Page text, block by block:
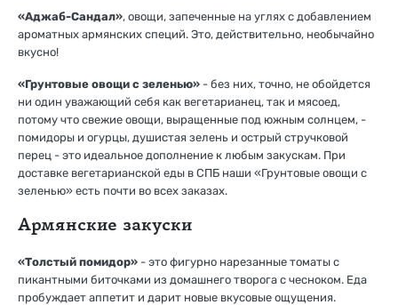
«Аджаб-Сандал», овощи, запеченные на углях с добавлением
ароматных армянских специй. Это, действительно, необычайно
вкусно!
«Грунтовые овощи с зеленью» - без них, точно, не обойдется
ни один уважающий себя как вегетарианец, так и мясоед,
потому что свежие овощи, выращенные под южным солнцем, -
помидоры и огурцы, душистая зелень и острый стручковой
перец - это идеальное дополнение к любым закускам. При
доставке вегетарианской еды в СПБ наши «Грунтовые овощи с
зеленью» есть почти во всех заказах.
Армянские закуски
«Толстый помидор» - это фигурно нарезанные томаты с
пикантными биточками из домашнего творога с чесноком. Еда
пробуждает аппетит и дарит новые вкусовые ощущения.